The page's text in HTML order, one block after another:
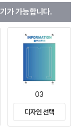
가 가능합니다.
03
디자인 선택